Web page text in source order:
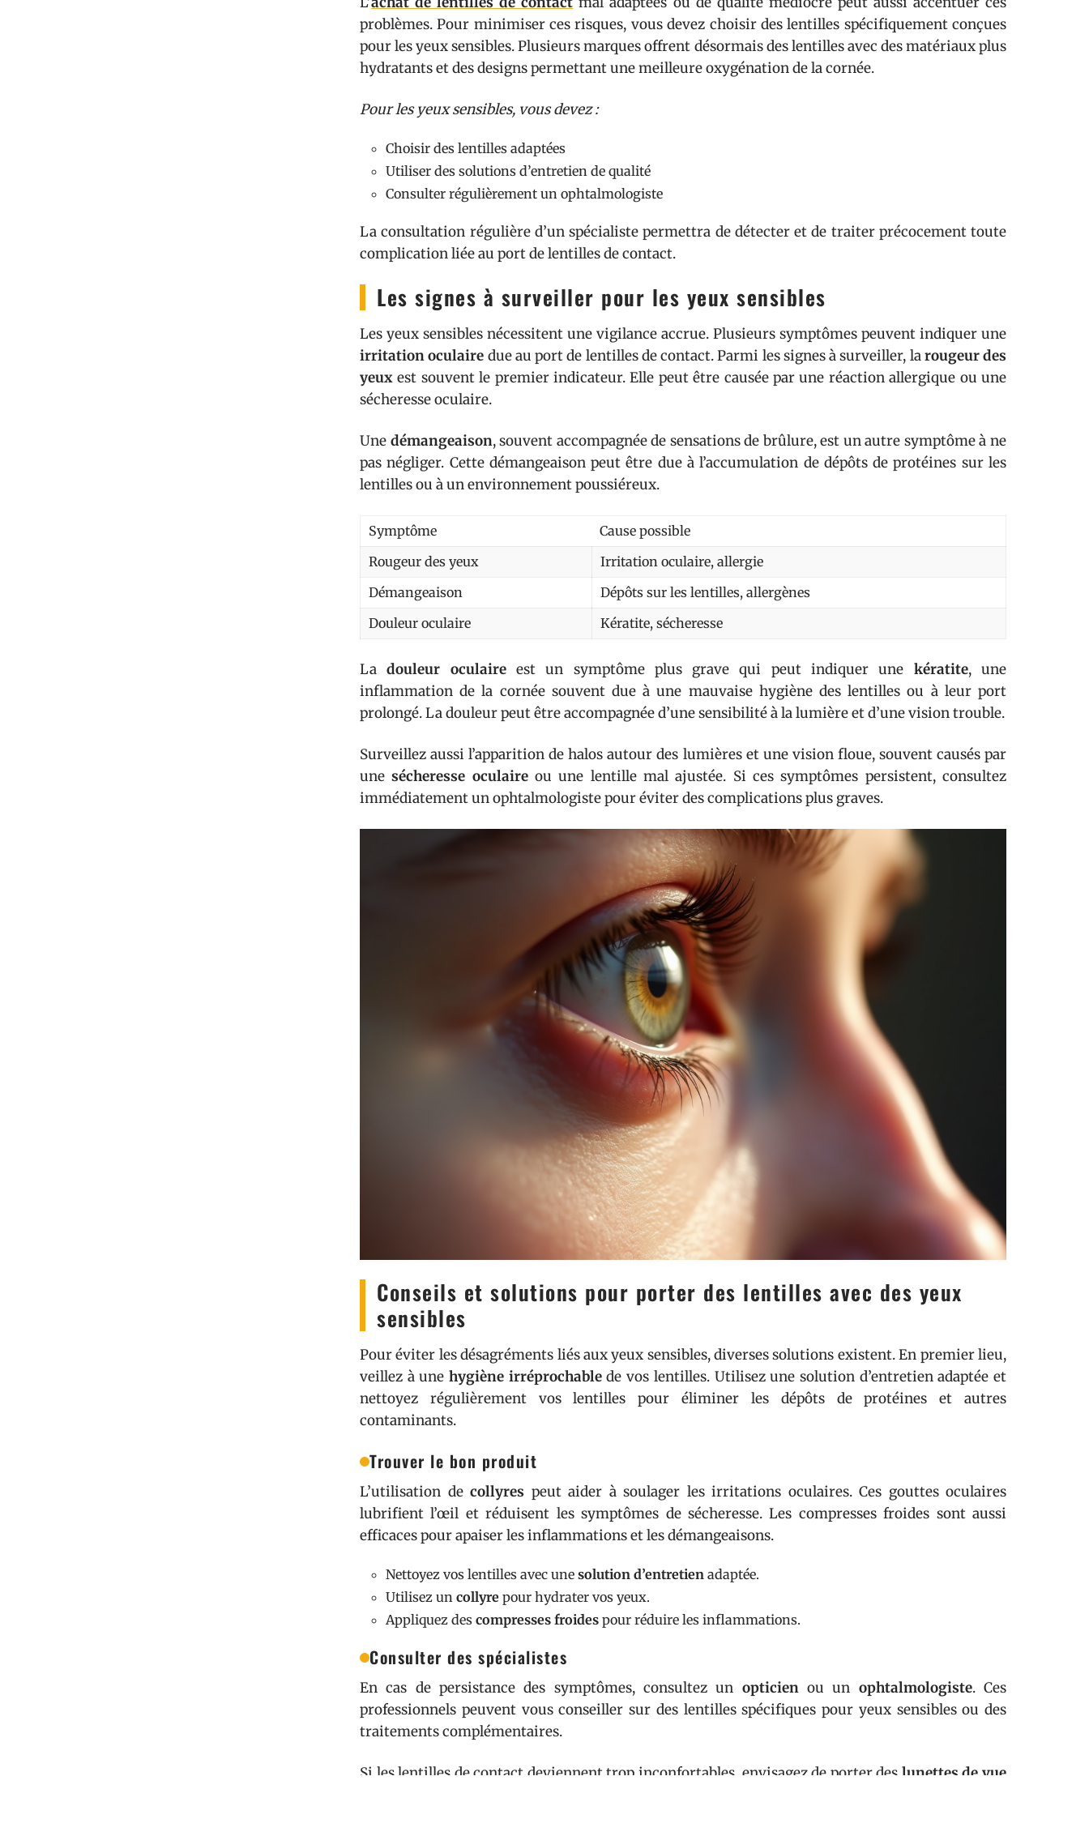
problèmes. Pour minimiser ces risques, vous devez choisir des lentilles spécifiquement conçues
pour les yeux sensibles. Plusieurs marques offrent désormais des lentilles avec des matériaux plus
hydratants et des designs permettant une meilleure oxygénation de la cornée.
Pour les yeux sensibles, vous devez :
Choisir des lentilles adaptées
Utiliser des solutions d’entretien de qualité
Consulter régulièrement un ophtalmologiste
La consultation régulière d’un spécialiste permettra de détecter et de traiter précocement toute
complication liée au port de lentilles de contact.
Les signes à surveiller pour les yeux sensibles
Les yeux sensibles nécessitent une vigilance accrue. Plusieurs symptômes peuvent indiquer une
irritation oculaire due au port de lentilles de contact. Parmi les signes à surveiller, larougeur des
yeux est souvent le premier indicateur. Elle peut être causée par une réaction allergique ou une
sécheresse oculaire.
Une démangeaison, souvent accompagnée de sensations de brûlure, est un autre symptôme à ne
pas négliger. Cette démangeaison peut être due à l’accumulation de dépôts de protéines sur les
lentilles ou à un environnement poussiéreux.
Symptôme
Cause possible
Rougeur des yeux
Irritation oculaire, allergie
Démangeaison
Dépôts sur les lentilles, allergènes
Douleur oculaire
Kératite, sécheresse
Ladouleur oculaireest un symptôme plus grave qui peut indiquer une kératite, une
inflammation de la cornée souvent due à une mauvaise hygiène des lentilles ou à leur port
prolongé. La douleur peut être accompagnée d’une sensibilité à la lumière et d’une vision trouble.
Surveillez aussi l’apparition de halos autour des lumières et une vision floue, souvent causés par
unesécheresse oculaireou une lentille mal ajustée. Si ces symptômes persistent, consultez
immédiatement un ophtalmologiste pour éviter des complications plus graves.
Conseils et solutions pour porter des lentilles avec des yeux
sensibles
Pour éviter les désagréments liés aux yeux sensibles, diverses solutions existent. En premier lieu,
veillez à unehygiène irréprochablede vos lentilles. Utilisez une solution d’entretien adaptée et
nettoyez régulièrement vos lentilles pour éliminer les dépôts de protéines et autres
contaminants.
Trouver le bon produit
L’utilisation de collyres peut aider à soulager les irritations oculaires. Ces gouttes oculaires
lubrifient l’œil et réduisent les symptômes de sécheresse. Les compresses froides sont aussi
efficaces pour apaiser les inflammations et les démangeaisons.
Nettoyez vos lentilles avec une solution d’entretien adaptée.
Utilisez un collyre pour hydrater vos yeux.
Appliquez des compresses froides pour réduire les inflammations.
Consulter des spécialistes
En cas de persistance des symptômes, consultez un opticienou un ophtalmologiste. Ces
professionnels peuvent vous conseiller sur des lentilles spécifiques pour yeux sensibles ou des
traitements complémentaires.
Si les lentilles de contact deviennent trop inconfortables, envisagez de porter des lunettes de vue